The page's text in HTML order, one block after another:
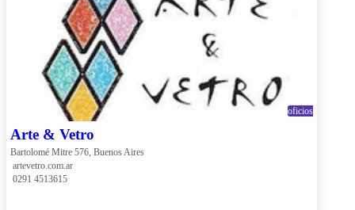
oficios
Arte & Vetro
Bartolomé Mitre 576, Buenos Aires
artevetro.com.ar
0291 4513615